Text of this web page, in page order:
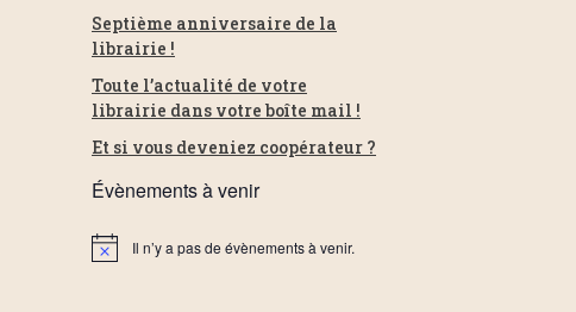
Septième anniversaire de la
librairie !
Toute l’actualité de votre
librairie dans votre boîte mail !
Et si vous deveniez coopérateur ?
Évènements à venir
Il n’y a pas de évènements à venir.